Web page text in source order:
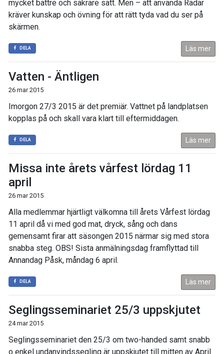
mycket bättre och säkrare sätt. Men – att använda Radar
kräver kunskap och övning för att rätt tyda vad du ser på
skärmen.
DELA Läs mer
Vatten - Äntligen
26 mar 2015
Imorgon 27/3 2015 är det premiär. Vattnet på landplatsen
kopplas på och skall vara klart till eftermiddagen.
DELA Läs mer
Missa inte årets vårfest lördag 11
april
26 mar 2015
Alla medlemmar hjärtligt välkomna till årets Vårfest lördag
11 april då vi med god mat, dryck, sång och dans
gemensamt firar att säsongen 2015 närmar sig med stora
snabba steg. OBS! Sista anmälningsdag framflyttad till
Annandag Påsk, måndag 6 april.
DELA Läs mer
Seglingsseminariet 25/3 uppskjutet
24 mar 2015
Seglingsseminariet den 25/3 om two-handed samt snabb
o enkel undanvindssegling är uppskjutet till mitten av April.